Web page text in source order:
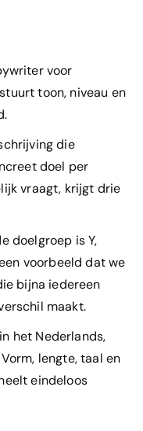
voor
toon, niveau en
die
doel per
vraagt, krijgt drie
doelgroep is Y,
voorbeeld dat we
bijna iedereen
maakt.
het Nederlands,
lengte, taal en
eindeloos